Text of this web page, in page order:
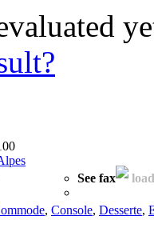
See fax
, Console, Desserte,